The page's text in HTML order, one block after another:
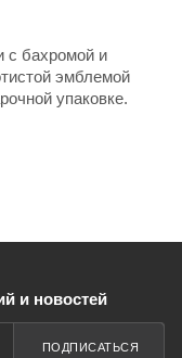
с бахромой и
эмблемой
упаковке.
и новостей
ПОДПИСАТЬСЯ